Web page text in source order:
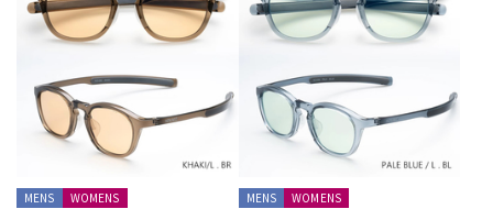
MENS
WOMENS
MENS
WOMENS